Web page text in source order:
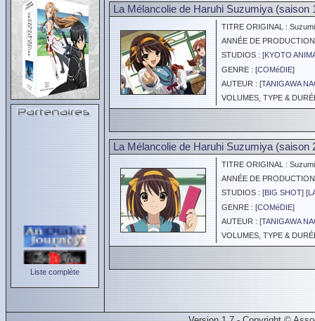
Liste complète
La Mélancolie de Haruhi Suzumiya (saison
TITRE ORIGINAL :
ANNÉE DE
STUDIOS : [KYOTO
GENRE : [COMéDIE]
AUTEUR : [TANIGAWA
VOLUMES, TYPE &
La Mélancolie de Haruhi Suzumiya (saison
TITRE ORIGINAL :
ANNÉE DE
STUDIOS : [BIG SHOT] [
GENRE : [COMéDIE]
AUTEUR : [TANIGAWA
VOLUMES, TYPE &